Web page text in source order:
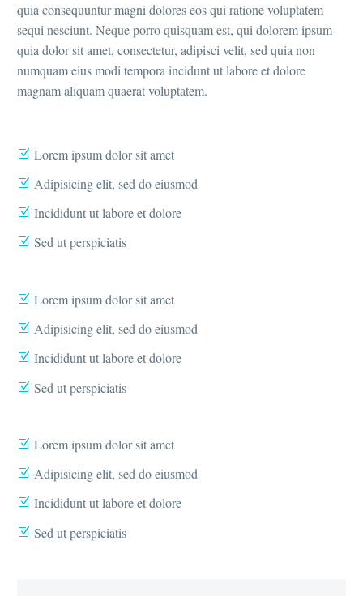
quia consequuntur magni dolores eos qui ratione voluptatem
sequi nesciunt. Neque porro quisquam est, qui dolorem ipsum
quia dolor sit amet, consectetur, adipisci velit, sed quia non
numquam eius modi tempora incidunt ut labore et dolore
magnam aliquam quaerat voluptatem.
Lorem ipsum dolor sit amet
Adipisicing elit, sed do eiusmod
Incididunt ut labore et dolore
Sed ut perspiciatis
Lorem ipsum dolor sit amet
Adipisicing elit, sed do eiusmod
Incididunt ut labore et dolore
Sed ut perspiciatis
Lorem ipsum dolor sit amet
Adipisicing elit, sed do eiusmod
Incididunt ut labore et dolore
Sed ut perspiciatis